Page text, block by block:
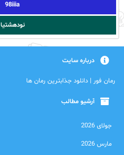
98iiia
نودهشتیا
درباره سایت
رمان فور | دانلود جذابترین رمان ها
آرشیو مطالب
جولای 2026
مارس 2026